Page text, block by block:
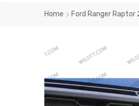
Home Ford Ranger